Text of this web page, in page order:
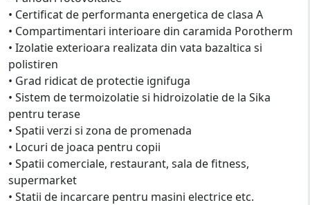
• Certificat de performanta energetica de clasa A
• Compartimentari interioare din caramida Porotherm
• Izolatie exterioara realizata din vata bazaltica si
polistiren
• Grad ridicat de protectie ignifuga
• Sistem de termoizolatie si hidroizolatie de la Sika
pentru terase
• Spatii verzi si zona de promenada
• Locuri de joaca pentru copii
• Spatii comerciale, restaurant, sala de fitness,
supermarket
• Statii de incarcare pentru masini electrice etc.